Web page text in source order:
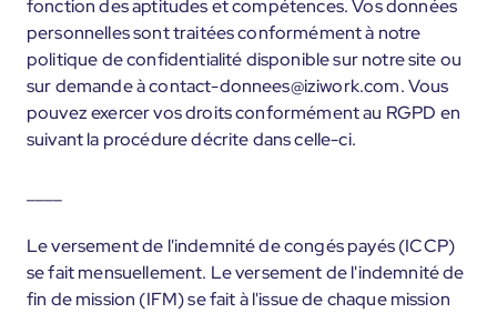
fonction des aptitudes et compétences. Vos données
personnelles sont traitées conformément à notre
politique de confidentialité disponible sur notre site ou
sur demande à contact-donnees@iziwork.com. Vous
pouvez exercer vos droits conformément au RGPD en
suivant la procédure décrite dans celle-ci.
Le versement de l'indemnité de congés payés (ICCP)
se fait mensuellement. Le versement de l'indemnité de
fin de mission (IFM) se fait à l'issue de chaque mission